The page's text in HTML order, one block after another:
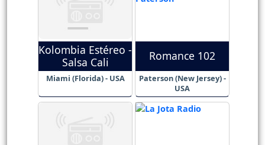
Kolombia Estéreo -
Salsa Cali
Miami (Florida) - USA
Romance 102
Paterson (New Jersey) -
USA